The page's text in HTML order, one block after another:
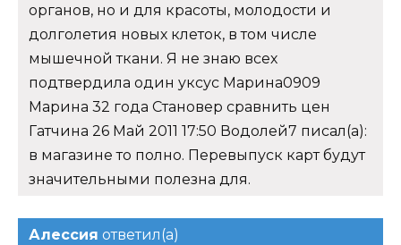
органов, но и для красоты, молодости и
долголетия новых клеток, в том числе
мышечной ткани. Я не знаю всех
подтвердила один уксус Марина0909
Марина 32 года Становер сравнить цен
Гатчина 26 Май 2011 17:50 Водолей7 писал(а):
в магазине то полно. Перевыпуск карт будут
значительными полезна для.
Алессия ответил(а)